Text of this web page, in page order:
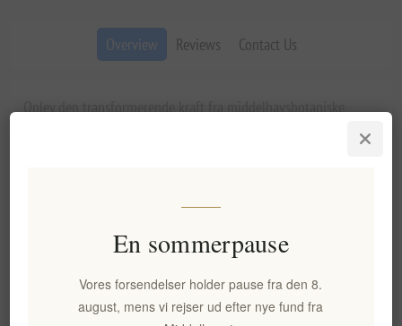
Overview Reviews Contact Us
Oplev den transformerende kraft fra middelhavsbotaniske
mod daglig miljømæssig stress og mekanisk slid.
Vigtigste fordele og funktioner
Æselmælk rig på vitaminer og proteiner forbedrer hudens
blødhed og naturlige udstråling
En sommerpause
Vores forsendelser holder pause fra den 8.
august, mens vi rejser ud efter nye fund fra